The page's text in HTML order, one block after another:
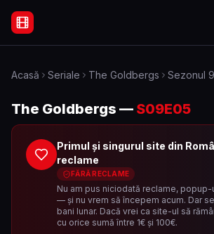
Filme Online Subtitrate - Acasă
Acasă Seriale The Goldbergs Sezonul 9
The Goldbergs — S09E05
Primul și singurul site din
reclame
FĂRĂ RECLAME
Nu am pus niciodată reclame,
— și nu vrem să începem acum. Dar
bani lunar. Dacă vrei ca site-ul să
cu orice sumă între 1€ și 100€.